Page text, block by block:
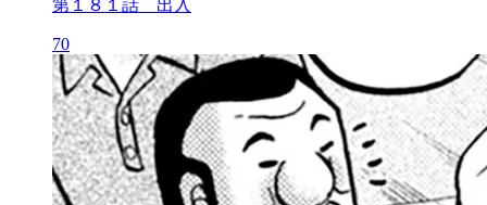
第１８１話 出入
70